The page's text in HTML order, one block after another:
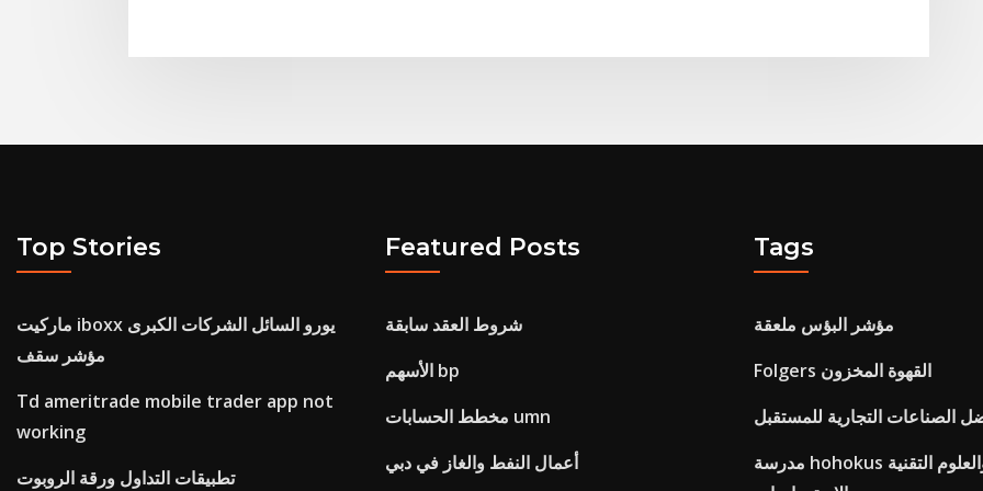
Top Stories
ماركيت iboxx يورو السائل الشركات الكبرى
مؤشر سقف
Td ameritrade mobile trader app not
working
تطبيقات التداول ورقة الروبوت
Featured Posts
شروط العقد سابقة
الأسهم bp
مخطط الحسابات umn
أعمال النفط والغاز في دبي
Tags
مؤشر البؤس ملعقة
Folgers القهوة المخزون
الصناعات التجارية للمستقبل
مدرسة hohokus للتجارة والعلوم التقنية